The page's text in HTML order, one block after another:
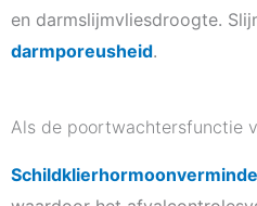
en darmslijmvliesdroogte.
darmporeusheid.
Als de poortwachtersfunctie